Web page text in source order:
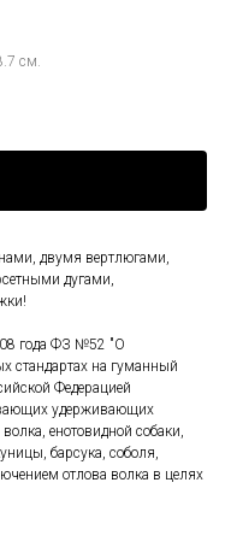
см.
двумя вертлюгами,
дугами,
года ФЗ №52 "О
стандартах на гуманный
Федерацией
удерживающих
енотовидной собаки,
барсука, соболя,
отлова волка в целях